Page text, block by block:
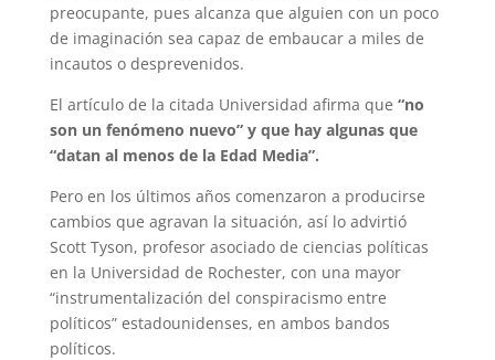
preocupante, pues alcanza que alguien con un poco
de imaginación sea capaz de embaucar a miles de
incautos o desprevenidos.
El artículo de la citada Universidad afirma que “no
son un fenómeno nuevo” y que hay algunas que
“datan al menos de la Edad Media”.
Pero en los últimos años comenzaron a producirse
cambios que agravan la situación, así lo advirtió
Scott Tyson, profesor asociado de ciencias políticas
en la Universidad de Rochester, con una mayor
“instrumentalización del conspiracismo entre
políticos” estadounidenses, en ambos bandos
políticos.